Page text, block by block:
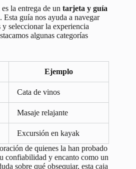
la entrega de un tarjeta y guía
guía nos ayuda a navegar
seleccionar la experiencia
algunas categorías
Ejemplo
Cata de vinos
Masaje relajante
Excursión en kayak
de quienes la han probado
confiabilidad y encanto como un
sobre qué obsequiar, esta caja